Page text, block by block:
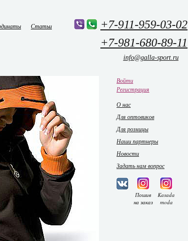
+7-911-959-03-02
+7-981-680-89-11
info@galla-sport.ru
Статьи
Войти
Регистрация
О нас
Для оптовиков
Для розницы
Наши партнеры
Новости
Задать нам вопрос
Пошив
на заказ
Kasada
moda